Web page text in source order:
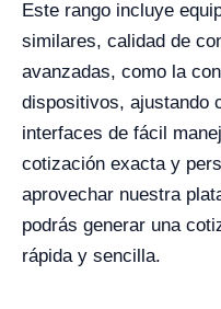
Este rango incluye
similares, calidad de
avanzadas, como la
dispositivos, ajustando
interfaces de fácil
cotización exacta y
aprovechar nuestra
podrás generar una
rápida y sencilla.